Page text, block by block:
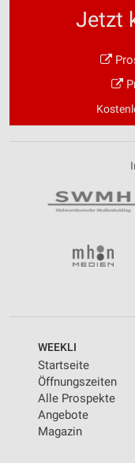
Jetzt
WEEKLI
Startseite
Öffnungszeiten
Alle Prospekte
Angebote
Magazin